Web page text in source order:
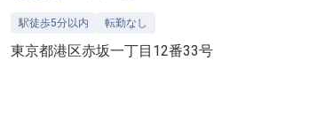
駅徒歩5分以内 転勤なし
東京都港区赤坂一丁目12番33号